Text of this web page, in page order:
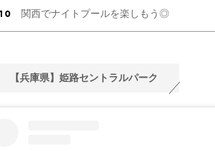
関西でナイトプールを楽しもう◎
【兵庫県】姫路セントラルパーク